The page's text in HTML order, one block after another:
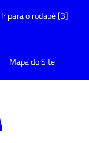
Ir para o rodapé [3]
Mapa do Site